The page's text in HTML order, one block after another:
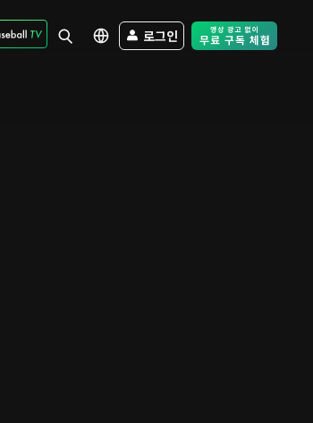
로그인 Free Trial -